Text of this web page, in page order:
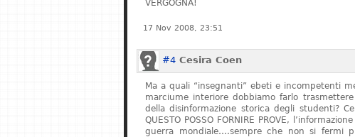
VERGOGNA!
17 Nov 2008, 23:51
#4 Cesira Coen
Ma a quali “insegnanti” ebeti e incompetenti
marciume interiore dobbiamo farlo
della disinformazione storica degli studenti?
QUESTO POSSO FORNIRE PROVE,
guerra mondiale….sempre che non si fermi